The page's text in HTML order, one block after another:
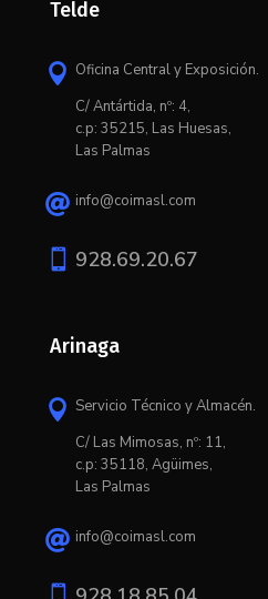
Telde
 Oficina Central y Exposición.
C/ Antártida, nº: 4,
c.p: 35215, Las Huesas,
Las Palmas
 info@coimasl.com
 928.69.20.67
Arinaga
 Servicio Técnico y Almacén.
C/ Las Mimosas, nº: 11,
c.p: 35118, Agüimes,
Las Palmas
 info@coimasl.com